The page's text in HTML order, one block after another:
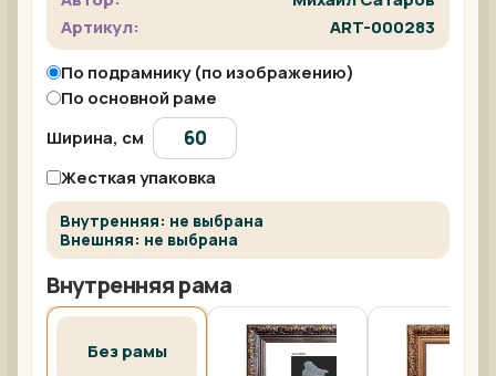
Артикул:
ART-000283
По подрамнику (по изображению)
По основной раме
Ширина, см
Жесткая упаковка
Внутренняя: не выбрана
Внешняя: не выбрана
Внутренняя рама
Без рамы